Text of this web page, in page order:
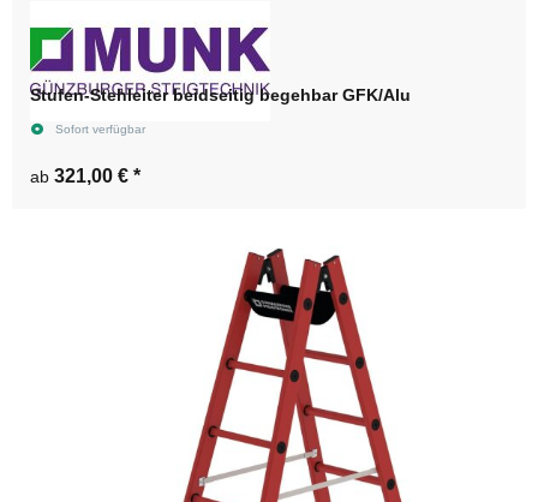
Stufen-Stehleiter beidseitig begehbar GFK/Alu
Sofort verfügbar
ab 321,00 € *